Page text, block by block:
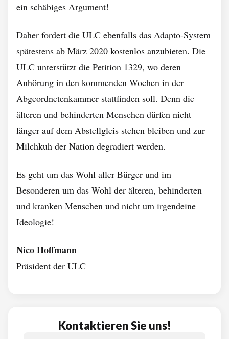
ein schäbiges Argument!
Daher fordert die ULC ebenfalls das Adapto-System
spätestens ab März 2020 kostenlos anzubieten. Die
ULC unterstützt die Petition 1329, wo deren
Anhörung in den kommenden Wochen in der
Abgeordnetenkammer statt­finden soll. Denn die
älteren und behinderten Menschen dürfen nicht
länger auf dem Abstellgleis stehen bleiben und zur
Milchkuh der Nation degradiert werden.
Es geht um das Wohl aller Bürger und im
Besonderen um das Wohl der älteren, behinderten
und kranken Menschen und nicht um irgendeine
Ideologie!
Nico Hoffmann
Präsident der ULC
Kontaktieren Sie uns!